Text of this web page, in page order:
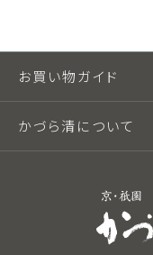
お買い物ガイド
かづら清について